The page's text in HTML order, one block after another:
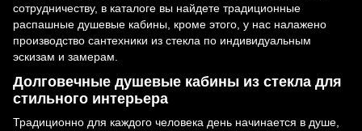
сотрудничеству, в каталоге вы найдете традиционные
распашные душевые кабины, кроме этого, у нас налажено
производство сантехники из стекла по индивидуальным
эскизам и замерам.
Долговечные душевые кабины из стекла для
стильного интерьера
Традиционно для каждого человека день начинается в душе,